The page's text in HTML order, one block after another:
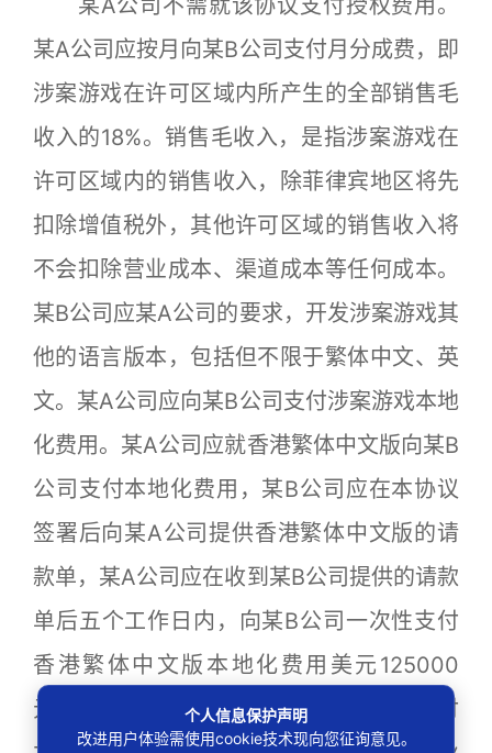
某A公司应按月向某B公司支付月分成费，即
涉案游戏在许可区域内所产生的全部销售毛
收入的18%。销售毛收入，是指涉案游戏在
许可区域内的销售收入，除菲律宾地区将先
扣除增值税外，其他许可区域的销售收入将
不会扣除营业成本、渠道成本等任何成本。
某B公司应某A公司的要求，开发涉案游戏其
他的语言版本，包括但不限于繁体中文、英
文。某A公司应向某B公司支付涉案游戏本地
化费用。某A公司应就香港繁体中文版向某B
公司支付本地化费用，某B公司应在本协议
签署后向某A公司提供香港繁体中文版的请
款单，某A公司应在收到某B公司提供的请款
单后五个工作日内，向某B公司一次性支付
香港繁体中文版本地化费用美元125000
元。某A公司应就香港英文版向某B公司支付
个人信息保护声明
改进用户体验需使用cookie技术现向您征询意见。